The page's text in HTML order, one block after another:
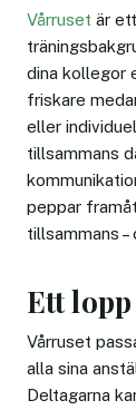
Vårruset är
dina kollegor
friskare
eller
tillsammans
peppar
tillsammans
Ett
Vårruset
alla sina
Deltagarna